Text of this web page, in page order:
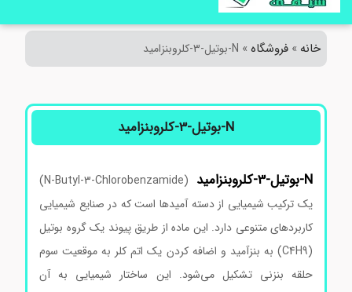
خانه»فروشگاه»N-بوتیل-3-کلروبنزامید
(N-Butyl-3-Chlorobenzamide)
یک ترکیب شیمیایی از دسته آمیدها است که در صنایع شیمیایی
کاربردهای متنوعی دارد. این ماده از طریق پیوند یک گروه بوتیل
(C4H9) به بنزآمید و اضافه کردن یک اتم کلر به موقعیت سوم
حلقه بنزنی تشکیل می‌شود. این ساختار شیمیایی به آن